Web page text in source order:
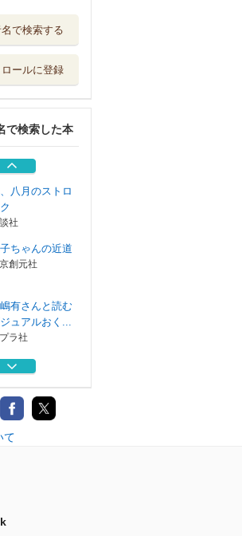
で検索する
ールに登録
で検索した本
ュアルおく...
ティーンズ
ちの保存
春秋
八月のストロ
社
ちゃんの近道
創元社
有さんと読む
ュアルおく...
ラ社
ティーンズ
たちの保存
春秋
て